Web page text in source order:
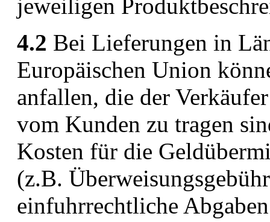
jeweiligen
4.2 Bei Lieferungen in
Europäischen Union
anfallen, die der
vom Kunden zu tragen
Kosten für die
(z.B.
einfuhrrechtliche